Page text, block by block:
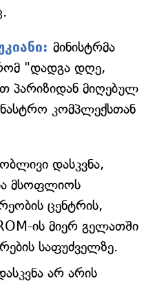
მინისტრმა
"დადგა დღე,
პარიზიდან მიღებულ
კომპლექსთან
დასკვნა,
მსოფლიოს
ცენტრის,
ის მიერ გელათში
საფუძველზე.
არ არის